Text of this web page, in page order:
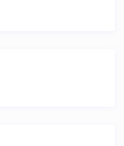
o gas que acredite